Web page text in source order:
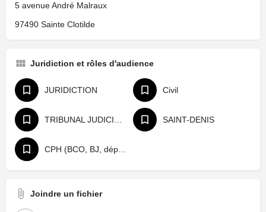
5 avenue André Malraux
97490 Sainte Clotilde
Juridiction et rôles d'audience
JURIDICTION Civil
SAINT-DENIS
Joindre un fichier